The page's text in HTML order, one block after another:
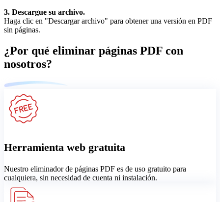
3. Descargue su archivo.
Haga clic en "Descargar archivo" para obtener una versión en PDF
sin páginas.
¿Por qué eliminar páginas PDF con
nosotros?
Herramienta web gratuita
Nuestro eliminador de páginas PDF es de uso gratuito para
cualquiera, sin necesidad de cuenta ni instalación.